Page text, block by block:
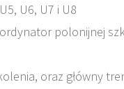
U6, U7 i U8
polonijnej
oraz główny